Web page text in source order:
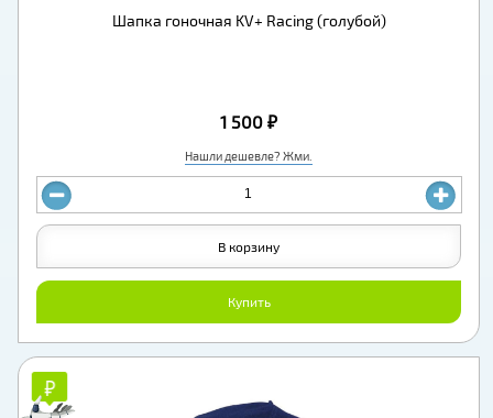
Шапка гоночная KV+ Racing (голубой)
Нашли дешевле? Жми.
1 500 ₽
Купить
В корзину
₽
₽